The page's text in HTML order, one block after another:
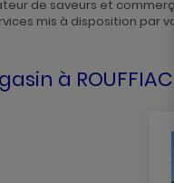
de saveurs et
mis à disposition par
à